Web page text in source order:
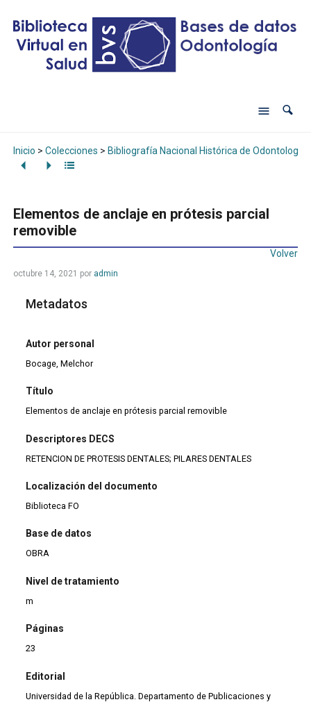
Inicio > Colecciones > Bibliografía Nacional Histórica de Odontología
Elementos de anclaje en prótesis parcial
removible
Volver
octubre 14, 2021 por admin
Metadatos
Autor personal
Bocage, Melchor
Título
Elementos de anclaje en prótesis parcial removible
Descriptores DECS
RETENCION DE PROTESIS DENTALES; PILARES DENTALES
Localización del documento
Biblioteca FO
Base de datos
OBRA
Nivel de tratamiento
m
Páginas
23
Editorial
Universidad de la República. Departamento de Publicaciones y